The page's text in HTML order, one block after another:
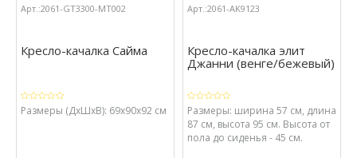
Арт.:2061-GT3300-МТ002
Кресло-качалка Сайма
Размеры (ДхШхВ): 69х90х92 см
Арт.:2061-AK9123
Кресло-качалка элит
Джанни (венге/бежевый)
Размеры: ширина 57 см, длина
87 см, высота 95 см. Высота от
пола до сиденья - 45 см.